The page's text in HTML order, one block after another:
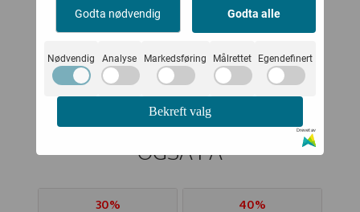
SURFER
Kjøp
Kjøp
KUNDER SOM SÅ PÅ DETTE SÅ
OGSÅ PÅ
30% 40%
Godta nødvendig Godta alle
Nødvendig Analyse Markedsføring Målrettet Egendefinert
Bekreft valg
Drevet av